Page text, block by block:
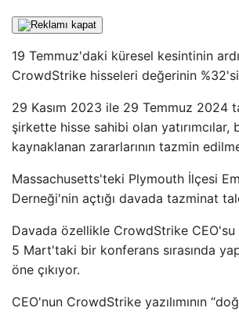
19 Temmuz'daki küresel kesintinin
CrowdStrike hisseleri değerinin
29 Kasım 2023 ile 29 Temmuz 2024
şirkette hisse sahibi olan yatırımcılar,
kaynaklanan zararlarının tazmin
Massachusetts'teki Plymouth İlçesi
Derneği'nin açtığı davada tazminat
Davada özellikle CrowdStrike
5 Mart'taki bir konferans sırasında
öne çıkıyor.
CEO'nun CrowdStrike yazılımının